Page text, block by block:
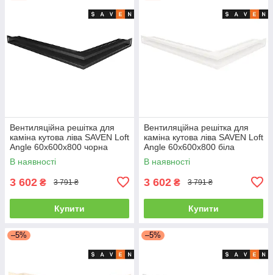
Вентиляційна решітка для
каміна кутова ліва SAVEN Loft
Angle 60х600х800 чорна
В наявності
3 602 ₴ 3 791 ₴
Купити
Вентиляційна решітка для
каміна кутова ліва SAVEN Loft
Angle 60х600х800 біла
В наявності
3 602 ₴ 3 791 ₴
Купити
–5% –5%